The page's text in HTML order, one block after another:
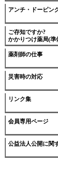
アンチ・ドーピン
ご存知ですか?
かかりつけ薬局(準
薬剤師の仕事
災害時の対応
リンク集
会員専用ページ
公益法人公開に関